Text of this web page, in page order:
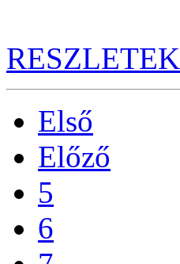
RESZLETEK
Első
Előző
5
6